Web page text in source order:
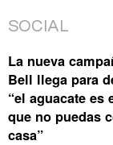
SOCIAL
La nueva
Bell llega para
“el aguacate es
que no puedas
casa”